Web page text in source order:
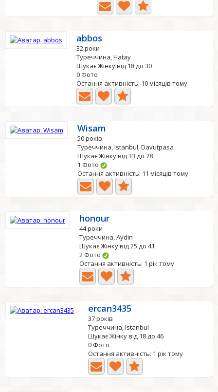
abbos
32 роки
Туреччина, Hatay
Шукає Жінку від 18 до 30
0 Фото
Остання активність: 10 місяців тому
Wisam
50 років
Туреччина, Istanbul, Davutpasa
Шукає Жінку від 33 до 78
1 Фото
Остання активність: 11 місяців тому
honour
44 роки
Туреччина, Aydin
Шукає Жінку від 25 до 41
2 Фото
Остання активність: 1 рік тому
ercan3435
37 років
Туреччина, Istanbul
Шукає Жінку від 18 до 46
0 Фото
Остання активність: 1 рік тому